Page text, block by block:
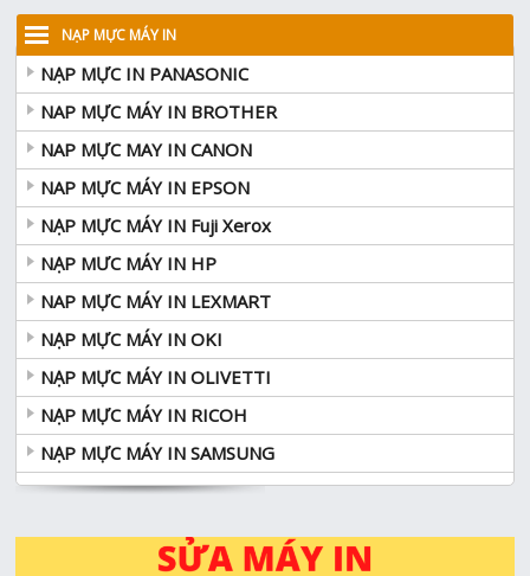
NẠP MỰC MÁY IN
NẠP MỰC IN PANASONIC
NAP MỰC MÁY IN BROTHER
NAP MỰC MAY IN CANON
NAP MỰC MÁY IN EPSON
NẠP MỰC MÁY IN Fuji Xerox
NẠP MƯC MÁY IN HP
NAP MỰC MÁY IN LEXMART
NẠP MỰC MÁY IN OKI
NẠP MỰC MÁY IN OLIVETTI
NẠP MỰC MÁY IN RICOH
NẠP MỰC MÁY IN SAMSUNG